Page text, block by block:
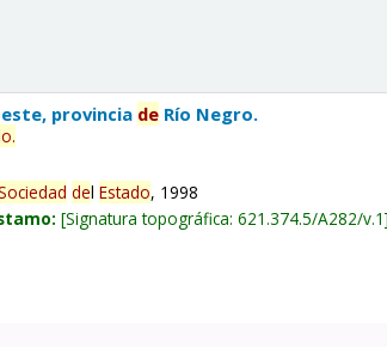
provincia de Río Negro.
.
delEstado, 1998
Signatura topográfica:621.374.5/A282/v.1